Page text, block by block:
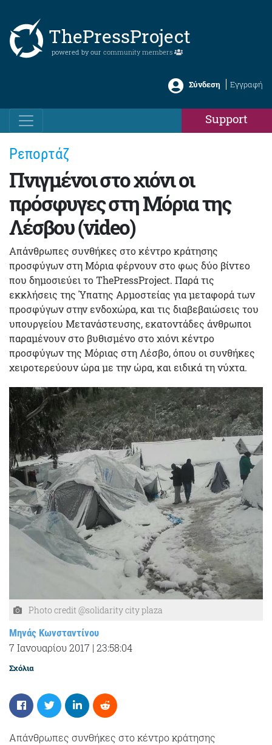
ThePressProject
powered by our community members
Σύνδεση Εγγραφή
Support
Ρεπορτάζ
Πνιγμένοι στο χιόνι οι
πρόσφυγες στη Μόρια της
Λέσβου (video)
Απάνθρωπες συνθήκες στο κέντρο κράτησης
προσφύγων στη Μόρια φέρνουν στο φως δύο βίντεο
που δημοσιεύει το ThePressProject. Παρά τις
εκκλήσεις της Ύπατης Αρμοστείας για μεταφορά των
προσφύγων στην ενδοχώρα, και τις διαβεβαιώσεις του
υπουργείου Μετανάστευσης, εκατοντάδες άνθρωποι
παραμένουν στο βυθισμένο στο χιόνι κέντρο
προσφύγων της Μόριας στη Λέσβο, όπου οι συνθήκες
χειροτερεύουν ώρα με την ώρα, και ειδικά τη νύχτα.
Photo credit @solidarity city plaza
Μηνάς Κωνσταντίνου
7 Ιανουαρίου 2017 | 23:58:04
Σχόλια
Απάνθρωπες συνθήκες στο κέντρο κράτησης